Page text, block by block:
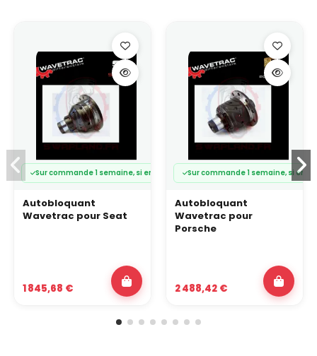
Sur commande 1 semaine, si en stock usine
Autobloquant
Wavetrac pour Seat
1 845,68 €
Sur commande 1 semaine, si en
Autobloquant
Wavetrac pour
Porsche
2 488,42 €